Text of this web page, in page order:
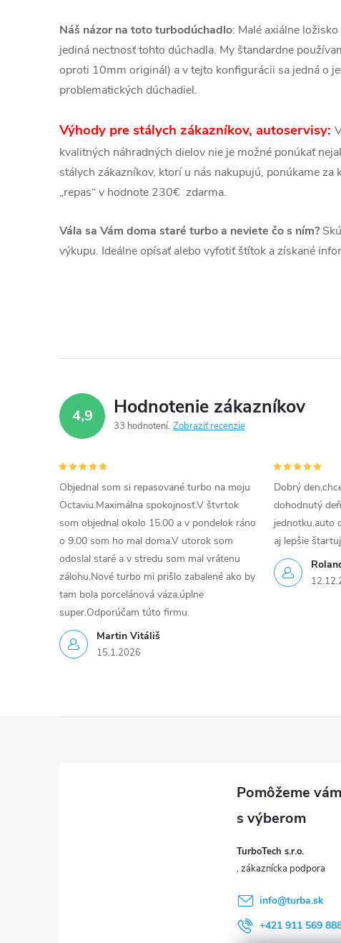
Náš názor na toto turbodúchadlo: Malé axiálne
jediná nectnosť tohto dúchadla. My štandardne
oproti 10mm originál) a v tejto konfigurácii sa jedná o
problematických dúchadiel.
Výhody pre stálych zákazníkov, autoservisy:
kvalitných náhradných dielov nie je možné ponúkať
stálych zákazníkov, ktorí u nás nakupujú, ponúkame za
„repas“ v hodnote 230€ zdarma.
Vála sa Vám doma staré turbo a neviete čo s ním?
výkupu. Ideálne opísať alebo vyfotiť štítok a získané
4,9 Hodnotenie zákazníkov
33 hodnotení Zobraziť recenzie
Martin Vitáliš
15.1.2026
Objednal som si repasované turbo na moju
Octaviu.Maximálna spokojnosť.V štvrtok
som objednal okolo 15.00 a v pondelok ráno
o 9.00 som ho mal doma.V utorok som
odoslal staré a v stredu som mal vrátenu
zálohu.Nové turbo mi prišlo zabalené ako by
tam bola porcelánová váza,úplne
super.Odporúčam túto firmu.
Dobrý
dohodnutý
jednotku.auto
aj lepšie
TurboTech s.r.o.
info@turba.sk
+421 911 569